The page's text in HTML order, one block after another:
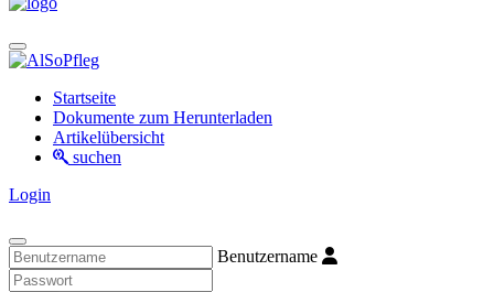
Startseite
Dokumente zum Herunterladen
Artikelübersicht
suchen
Login
Benutzername